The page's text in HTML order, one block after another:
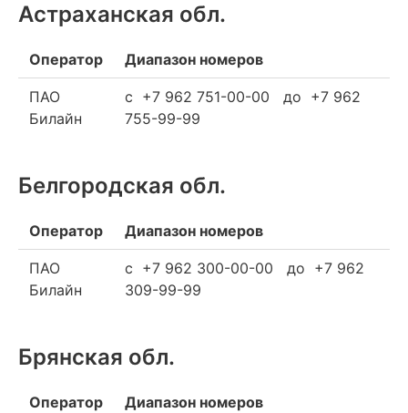
Астраханская обл.
Оператор Диапазон номеров
ПАО
Билайн
c +7 962 751-00-00 до +7 962
755-99-99
Белгородская обл.
Оператор Диапазон номеров
ПАО
Билайн
c +7 962 300-00-00 до +7 962
309-99-99
Брянская обл.
Оператор Диапазон номеров